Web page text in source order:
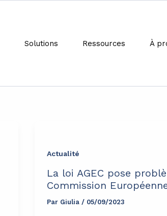
Solutions Ressources À
Actualité
La loi AGEC pose
Commission
Par Giulia / 05/09/2023